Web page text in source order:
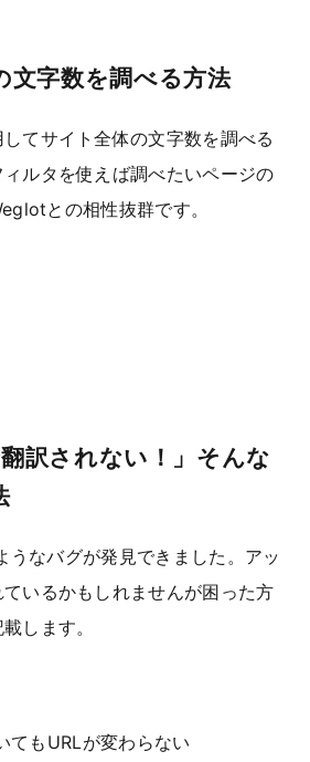
文字数を調べる方法
てサイト全体の文字数を調べる
ルタを使えば調べたいページの
との相性抜群です。
訳されない！」そんな
なバグが発見できました。アッ
いるかもしれませんが困った方
します。
てもURLが変わらない